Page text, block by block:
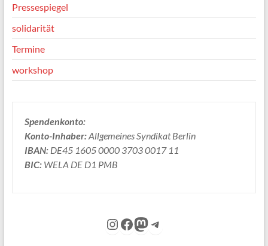
Pressespiegel
solidarität
Termine
workshop
Spendenkonto:
Konto-Inhaber:Allgemeines Syndikat Berlin
IBAN:DE45 1605 0000 3703 0017 11
BIC:WELA DE D1 PMB
Instagram
Facebook
Mastodon
Telegram